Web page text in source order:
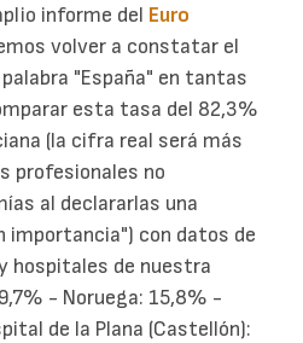
informe del Euro
volver a constatar el
"España" en tantas
esta tasa del 82,3%
(la cifra real será más
profesionales no
al declararlas una
importancia") con datos de
hospitales de nuestra
- Noruega: 15,8% -
de la Plana (Castellón):